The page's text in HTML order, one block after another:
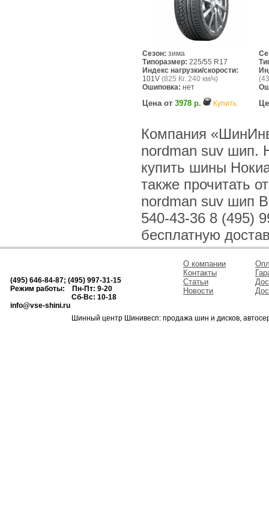
Сезон: зима
Типоразмер: 225/55 R17
Индекс нагрузки/скорости:
101V (825 Кг. 240 км/ч)
Ошиповка: нет
Цена от 3978 р. Купить
Компания
nordman suv шип.
купить шины
также прочитать
nordman suv шип
540-43-36 8 (495)
бесплатную
(495) 646-84-87; (495) 997-31-15
Режим работы: Пн-Пт: 9-20
Сб-Вс: 10-18
info@vse-shini.ru
О компании
Контакты
Статьи
Новости
Шинный центр Шинивесп: продажа шин и дисков,